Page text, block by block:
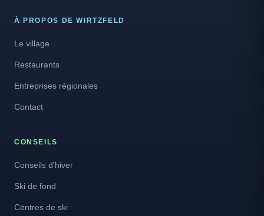
À PROPOS DE WIRTZFELD
Le village
Restaurants
Entreprises régionales
Contact
CONSEILS
Conseils d'hiver
Ski de fond
Centres de ski